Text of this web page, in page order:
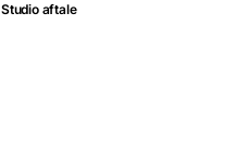
Studio aftale